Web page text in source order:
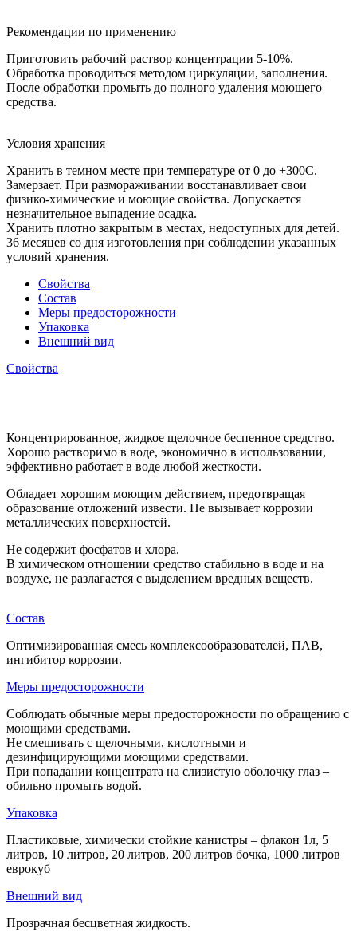
Рекомендации по применению
Приготовить рабочий раствор концентрации 5-10%.
Обработка проводиться методом циркуляции, заполнения.
После обработки промыть до полного удаления моющего
средства.
Условия хранения
Хранить в темном месте при температуре от 0 до +300С.
Замерзает. При размораживании восстанавливает свои
физико-химические и моющие свойства. Допускается
незначительное выпадение осадка.
Хранить плотно закрытым в местах, недоступных для детей.
36 месяцев со дня изготовления при соблюдении указанных
условий хранения.
Свойства
Состав
Меры предосторожности
Упаковка
Внешний вид
Свойства
Концентрированное, жидкое щелочное беспенное средство.
Хорошо растворимо в воде, экономично в использовании,
эффективно работает в воде любой жесткости.
Обладает хорошим моющим действием, предотвращая
образование отложений извести. Не вызывает коррозии
металлических поверхностей.
Не содержит фосфатов и хлора.
В химическом отношении средство стабильно в воде и на
воздухе, не разлагается с выделением вредных веществ.
Состав
Оптимизированная смесь комплексообразователей, ПАВ,
ингибитор коррозии.
Меры предосторожности
Соблюдать обычные меры предосторожности по обращению с
моющими средствами.
Не смешивать с щелочными, кислотными и
дезинфицирующими моющими средствами.
При попадании концентрата на слизистую оболочку глаз –
обильно промыть водой.
Упаковка
Пластиковые, химически стойкие канистры – флакон 1л, 5
литров, 10 литров, 20 литров, 200 литров бочка, 1000 литров
еврокуб
Внешний вид
Прозрачная бесцветная жидкость.